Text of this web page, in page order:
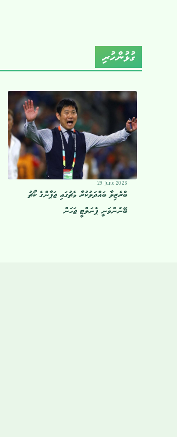
ގުޅުންހުރި
29 June 2026
ބްރެޒިލާ ބައްދަލުކުރާ މެޗުގައި ޖަޕާންގެ ކޯޗު
ބޭނުންވަނީ ޕެނަލްޓީ ޖަހަން